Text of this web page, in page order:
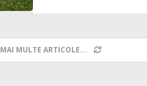
MAI MULTE ARTICOLE...